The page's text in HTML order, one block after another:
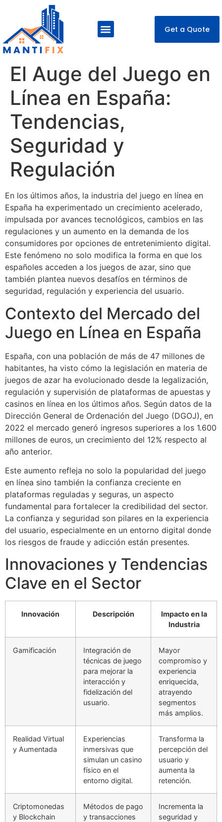
Get a Quote
El Auge del Juego en
Línea en España:
Tendencias,
Seguridad y
Regulación
En los últimos años, la industria del juego en línea en
España ha experimentado un crecimiento acelerado,
impulsada por avances tecnológicos, cambios en las
regulaciones y un aumento en la demanda de los
consumidores por opciones de entretenimiento digital.
Este fenómeno no solo modifica la forma en que los
españoles acceden a los juegos de azar, sino que
también plantea nuevos desafíos en términos de
seguridad, regulación y experiencia del usuario.
Contexto del Mercado del
Juego en Línea en España
España, con una población de más de 47 millones de
habitantes, ha visto cómo la legislación en materia de
juegos de azar ha evolucionado desde la legalización,
regulación y supervisión de plataformas de apuestas y
casinos en línea en los últimos años. Según datos de la
Dirección General de Ordenación del Juego (DGOJ), en
2022 el mercado generó ingresos superiores a los 1.600
millones de euros, un crecimiento del 12% respecto al
año anterior.
Este aumento refleja no solo la popularidad del juego
en línea sino también la confianza creciente en
plataformas reguladas y seguras, un aspecto
fundamental para fortalecer la credibilidad del sector.
La confianza y seguridad son pilares en la experiencia
del usuario, especialmente en un entorno digital donde
los riesgos de fraude y adicción están presentes.
Innovaciones y Tendencias
Clave en el Sector
Innovación Descripción
Impacto en la
Industria
Gamificación
Integración de
técnicas de juego
para mejorar la
interacción y
fidelización del
usuario.
Mayor
compromiso y
experiencia
enriquecida,
atrayendo
segmentos
más amplios.
Realidad Virtual
y Aumentada
Experiencias
inmersivas que
simulan un casino
físico en el
entorno digital.
Transforma la
percepción del
usuario y
aumenta la
retención.
Criptomonedas
y Blockchain
Métodos de pago
y transacciones
Incrementa la
seguridad y